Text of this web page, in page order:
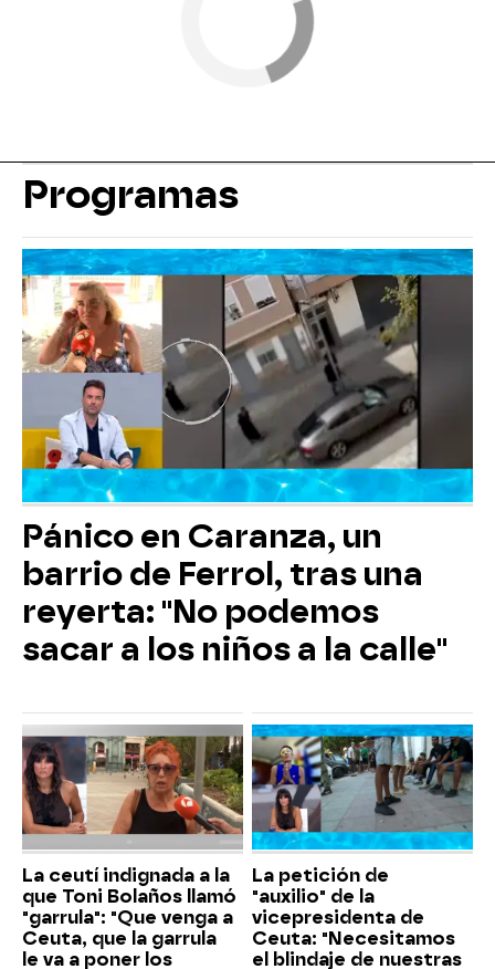
Programas
Pánico en Caranza, un
barrio de Ferrol, tras una
reyerta: "No podemos
sacar a los niños a la calle"
La ceutí indignada a la
que Toni Bolaños llamó
"garrula": "Que venga a
Ceuta, que la garrula
le va a poner los
La petición de
"auxilio" de la
vicepresidenta de
Ceuta: "Necesitamos
el blindaje de nuestras